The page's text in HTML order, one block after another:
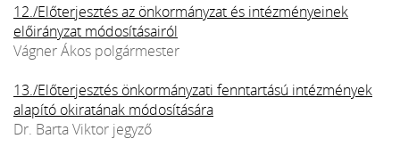
12./Előterjesztés az önkormányzat és intézményeinek
előirányzat módosításairól
Vágner Ákos polgármester
13./Előterjesztés önkormányzati fenntartású intézmények
alapító okiratának módosítására
Dr. Barta Viktor jegyző